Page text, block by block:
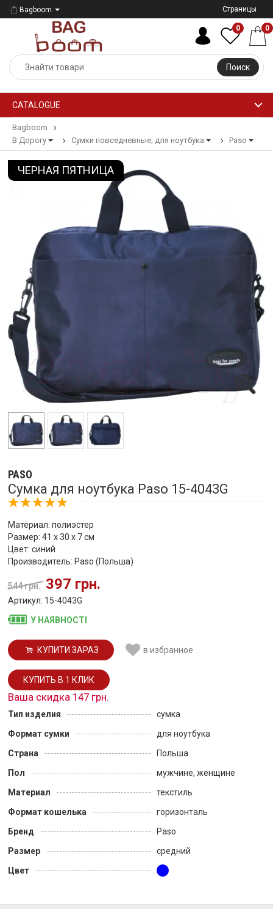
Bagboom Страницы
Поиск
0 0
CATALOGUE
Bagboom
В Дорогу
Сумки повседневные, для ноутбука Paso
ЧЕРНАЯ ПЯТНИЦА
PASO
Сумка для ноутбука Paso 15-4043G
Материал: полиэстер
Размер: 41 х 30 х 7 см
Цвет: синий
Производитель: Paso (Польша)
544 грн. 397 грн.
Артикул: 15-4043G
У НАЯВНОСТІ
КУПИТИ ЗАРАЗ в избранное
Ваша скидка 147 грн.
Тип изделия
сумка
Формат сумки
для ноутбука
Страна
Польша
Пол
мужчине, женщине
Материал
текстиль
Формат кошелька
горизонталь
Бренд
Paso
Размер
средний
Цвет